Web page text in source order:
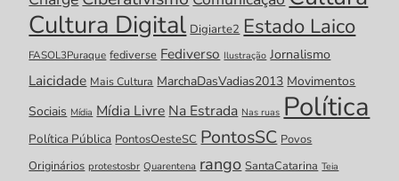
Cultura Digital Digiarte2 Estado Laico
FASOL3Puraque fediverse Fediverso Ilustração Jornalismo
Laicidade Mais Cultura MarchaDasVadias2013 Movimentos
Sociais Mídia Mídia Livre Na Estrada Nas ruas Política
Política Pública PontosOesteSC PontosSC Povos
Originários protestosbr Quarentena rango SantaCatarina Teia